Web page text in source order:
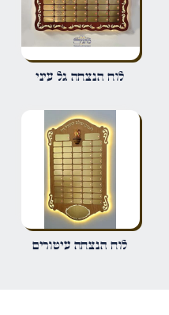
שם*
אימייל*
שמור בדפדפן זה את השם,
לוח הנצחה גל עיני
לוח הנצחה עיטורים